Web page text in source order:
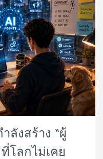
ลังสร้าง “ผู้
โลกไม่เคย